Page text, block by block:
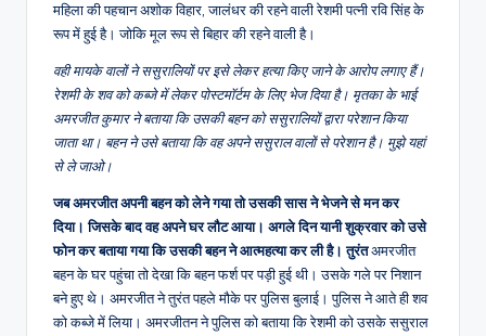
महिला की पहचान अशोक विहार, जालंधर की रहने वाली रेशमी पत्नी रवि सिंह के
रूप में हुई है। जोकि मूल रूप से बिहार की रहने वाली है।
वही मायके वालों ने ससुरालियों पर इसे लेकर हत्या किए जाने के आरोप लगाए हैं।
रेशमी के शव को कब्जे में लेकर पोस्टमॉर्टम के लिए भेज दिया है। मृतका के भाई
अमरजीत कुमार ने बताया कि उसकी बहन को ससुरालियों द्वारा परेशान किया
जाता था। बहन ने उसे बताया कि वह अपने ससुराल वालों से परेशान है। मुझे यहां
से ले जाओ।
जब अमरजीत अपनी बहन को लेने गया तो उसकी सास ने भेजने से मन कर
दिया। जिसके बाद वह अपने घर लौट आया। अगले दिन यानी शुक्रवार को उसे
फोन कर बताया गया कि उसकी बहन ने आत्महत्या कर ली है। तुरंतअमरजीत
बहन के घर पहुंचा तो देखा कि बहन फर्श पर पड़ी हुई थी। उसके गले पर निशान
बने हुए थे। अमरजीत ने तुरंत पहले मौके पर पुलिस बुलाई। पुलिस ने आते ही शव
को कब्जे में लिया। अमरजीतन ने पुलिस को बताया कि रेशमी को उसके ससुराल